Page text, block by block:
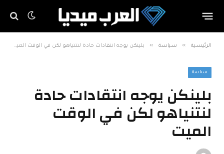
الرئيسية » سياسة » بلينكن يوجه انتقادات حادة لنتنياهو لكن في الوقت الميت
سياسة
بلينكن يوجه انتقادات حادة
لنتنياهو لكن في الوقت
الميت